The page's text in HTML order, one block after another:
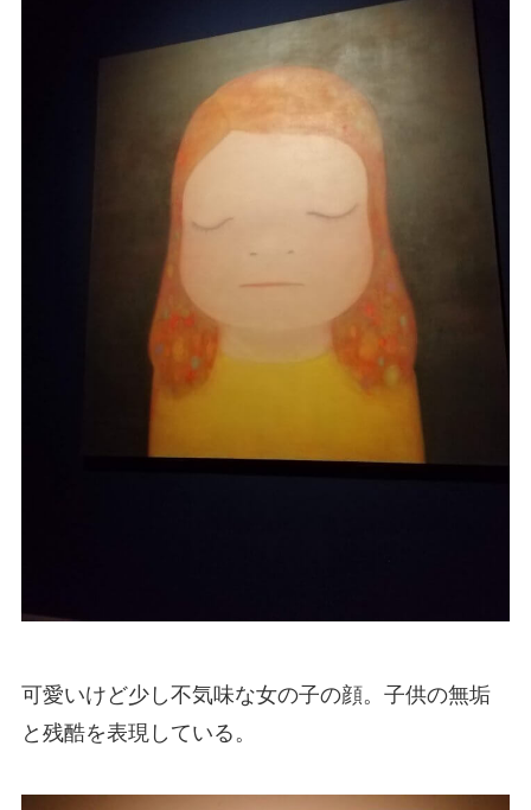
可愛いけど少し不気味な女の子の顔。子供の無垢
と残酷を表現している。